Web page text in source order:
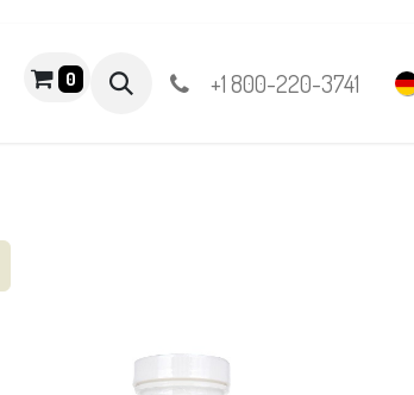
0 +1 800-220-3741